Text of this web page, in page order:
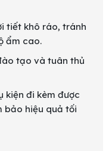
tiết khô ráo, tránh
ẩm cao.
tạo và tuân thủ
kiện đi kèm được
bảo hiệu quả tối